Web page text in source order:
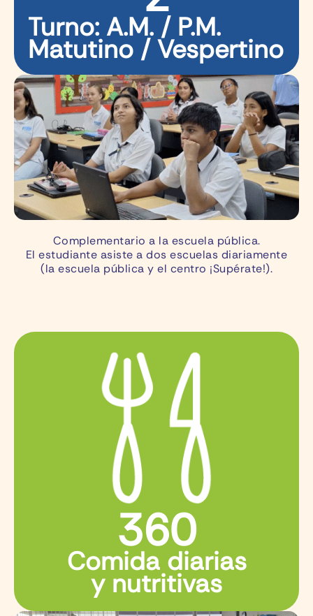
Turno: A.M. / P.M.
Matutino / Vespertino
Complementario a la escuela pública.
El estudiante asiste a dos escuelas diariamente
(la escuela pública y el centro ¡Supérate!).
360
Comida diarias
y nutritivas